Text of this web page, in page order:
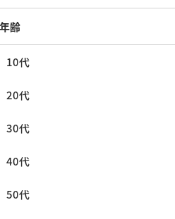
年齢
10代
20代
30代
40代
50代